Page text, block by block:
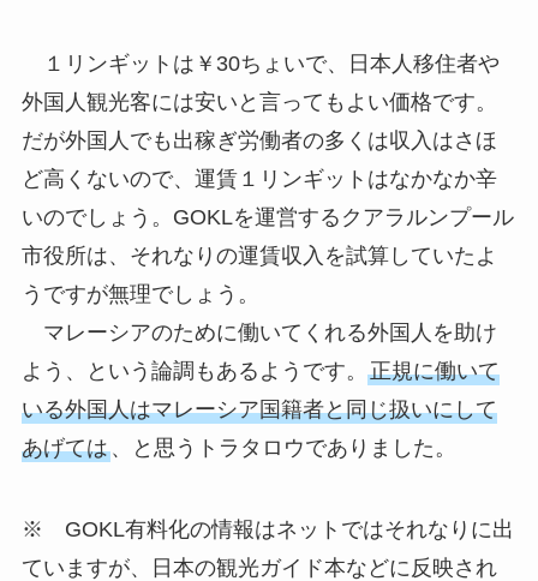
１リンギットは￥30ちょいで、日本人移住者や
外国人観光客には安いと言ってもよい価格です。
だが外国人でも出稼ぎ労働者の多くは収入はさほ
ど高くないので、運賃１リンギットはなかなか辛
いのでしょう。GOKLを運営するクアラルンプール
市役所は、それなりの運賃収入を試算していたよ
うですが無理でしょう。
マレーシアのために働いてくれる外国人を助け
よう、という論調もあるようです。 正規に働いて
いる外国人はマレーシア国籍者と同じ扱いにして
あげては、と思うトラタロウでありました。
※ GOKL有料化の情報はネットではそれなりに出
ていますが、日本の観光ガイド本などに反映され